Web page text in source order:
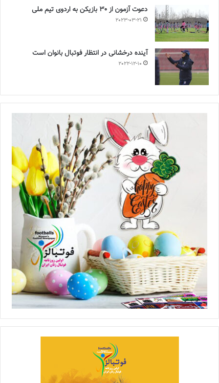
دعوت آزمون از 30 بازیکن به اردوی تیم ملی
2023-03-21
آینده درخشانی در انتظار فوتبال بانوان است
2022-12-10